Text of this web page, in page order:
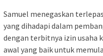
Samuel menegaskan
yang dihadapi dalam
dengan terbitnya izin usaha
awal yang baik untuk